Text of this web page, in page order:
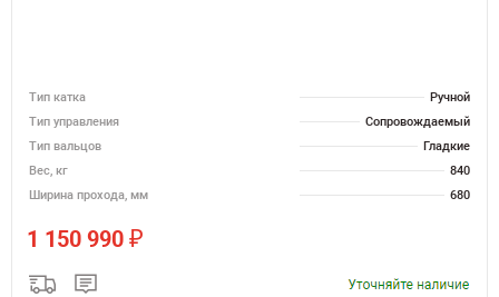
Тип катка
Ручной
Тип управления
Сопровождаемый
Тип вальцов
Гладкие
Вес, кг
840
Ширина прохода, мм
680
1 150 990 ₽